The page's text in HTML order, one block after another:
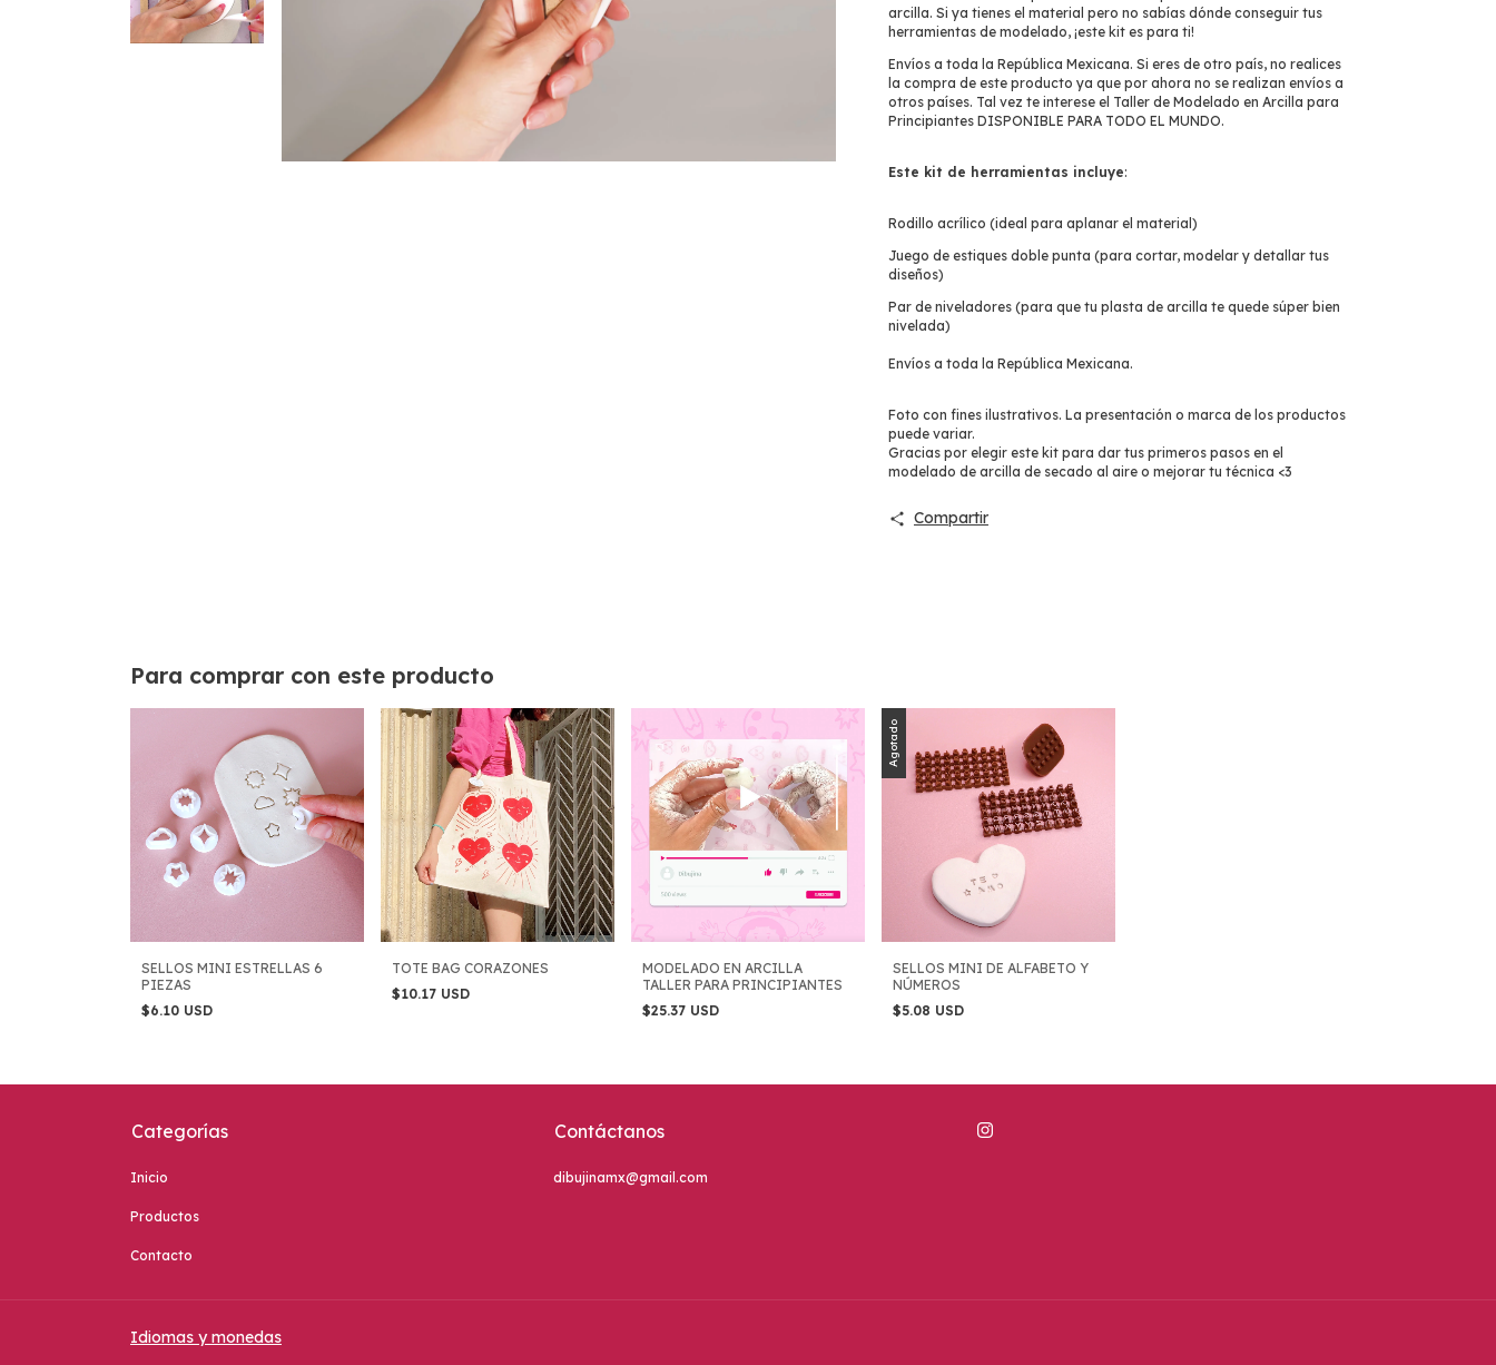
arcilla. Si ya tienes el material pero no sabías dónde conseguir tus
herramientas de modelado, ¡este kit es para ti!
Envíos a toda la República Mexicana. Si eres de otro país, no realices
la compra de este producto ya que por ahora no se realizan envíos a
otros países. Tal vez te interese el Taller de Modelado en Arcilla para
Principiantes DISPONIBLE PARA TODO EL MUNDO.
Este kit de herramientas incluye:
Rodillo acrílico (ideal para aplanar el material)
Juego de estiques doble punta (para cortar, modelar y detallar tus
diseños)
Par de niveladores (para que tu plasta de arcilla te quede súper bien
nivelada)
Envíos a toda la República Mexicana.
Foto con fines ilustrativos. La presentación o marca de los productos
puede variar.
Gracias por elegir este kit para dar tus primeros pasos en el
modelado de arcilla de secado al aire o mejorar tu técnica <3
Compartir
Para comprar con este producto
SELLOS MINI ESTRELLAS 6
PIEZAS
$6.10 USD
TOTE BAG CORAZONES
$10.17 USD
MODELADO EN ARCILLA
TALLER PARA PRINCIPIANTES
$25.37 USD
Agotado
SELLOS MINI DE ALFABETO Y
NÚMEROS
$5.08 USD
Categorías
Inicio
Productos
Contacto
Contáctanos
dibujinamx@gmail.com
Idiomas y monedas